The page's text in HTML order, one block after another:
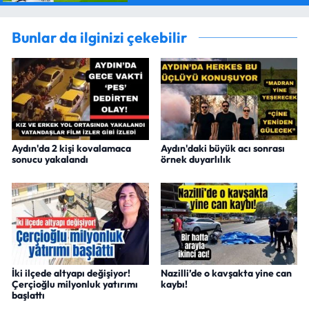
Bunlar da ilginizi çekebilir
Aydın'da 2 kişi kovalamaca
sonucu yakalandı
Aydın'daki büyük acı sonrası
örnek duyarlılık
İki ilçede altyapı değişiyor!
Çerçioğlu milyonluk yatırımı
başlattı
Nazilli’de o kavşakta yine can
kaybı!